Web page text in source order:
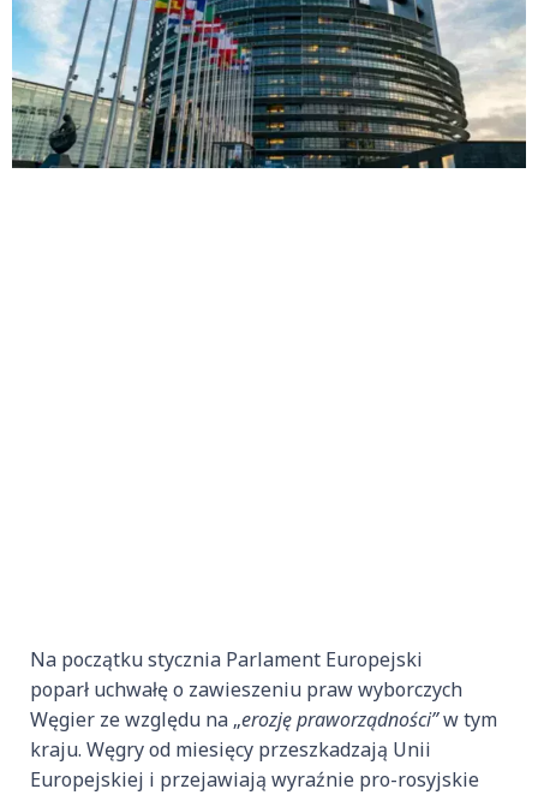
Na początku stycznia Parlament Europejski
poparł uchwałę o zawieszeniu praw wyborczych
Węgier ze względu na „erozję praworządności”w tym
kraju. Węgry od miesięcy przeszkadzają Unii
Europejskiej i przejawiają wyraźnie pro-rosyjskie